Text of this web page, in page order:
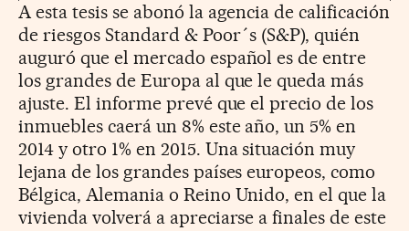
A esta tesis se abonó la agencia de calificación
de riesgos Standard & Poor´s (S&P), quién
auguró que el mercado español es de entre
los grandes de Europa al que le queda más
ajuste. El informe prevé que el precio de los
inmuebles caerá un 8% este año, un 5% en
2014 y otro 1% en 2015. Una situación muy
lejana de los grandes países europeos, como
Bélgica, Alemania o Reino Unido, en el que la
vivienda volverá a apreciarse a finales de este